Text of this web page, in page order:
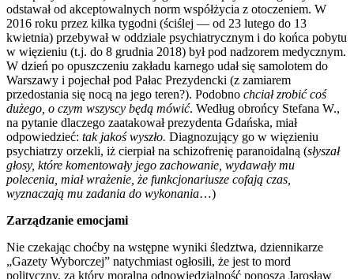
odstawał od akceptowalnych norm współżycia z otoczeniem. W
2016 roku przez kilka tygodni (ściślej — od 23 lutego do 13
kwietnia) przebywał w oddziale psychiatrycznym i do końca pobytu
w więzieniu (t.j. do 8 grudnia 2018) był pod nadzorem medycznym.
W dzień po opuszczeniu zakładu karnego udał się samolotem do
Warszawy i pojechał pod Pałac Prezydencki (z zamiarem
przedostania się nocą na jego teren?). Podobno chciał zrobić coś
dużego, o czym wszyscy będą mówić. Według obrońcy Stefana W.,
na pytanie dlaczego zaatakował prezydenta Gdańska, miał
odpowiedzieć: tak jakoś wyszło. Diagnozujący go w więzieniu
psychiatrzy orzekli, iż cierpiał na schizofrenię paranoidalną (słyszał
głosy, które komentowały jego zachowanie, wydawały mu
polecenia, miał wrażenie, że funkcjonariusze cofają czas,
wyznaczają mu zadania do wykonania…)
Zarządzanie emocjami
Nie czekając choćby na wstępne wyniki śledztwa, dziennikarze
„Gazety Wyborczej” natychmiast ogłosili, że jest to mord
polityczny, za który moralną odpowiedzialność ponoszą Jarosław